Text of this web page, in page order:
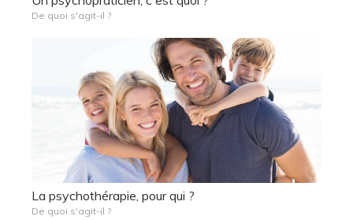
De quoi s'agit-il ?
La psychothérapie, pour qui ?
De quoi s'agit-il ?